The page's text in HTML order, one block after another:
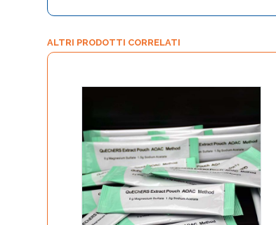
ALTRI PRODOTTI CORRELATI